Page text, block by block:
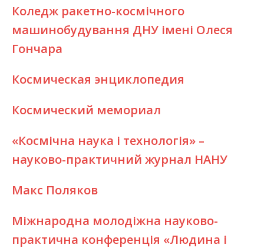
Коледж ракетно-космічного
машинобудування ДНУ імені Олеся
Гончара
Космическая энциклопедия
Космический мемориал
«Космічна наука і технологія» –
науково-практичний журнал НАНУ
Макс Поляков
Міжнародна молодіжна науково-
практична конференція «Людина і